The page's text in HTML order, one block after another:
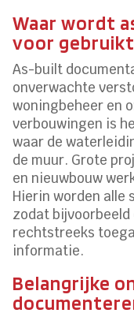
Waar wordt
voor
As-built
onverwachte
woningbeheer en
verbouwingen is
waar de
de muur. Grote
en nieuwbouw
Hierin worden alle
zodat
rechtstreeks
informatie.
Belangrijke